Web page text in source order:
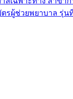
รผู้ช่วยพยาบาล รุ่